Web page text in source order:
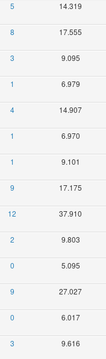
5 14.319
8 17.555
3 9.095
1 6.979
4 14.907
1 6.970
1 9.101
9 17.175
12 37.910
2 9.803
0 5.095
9 27.027
0 6.017
3 9.616